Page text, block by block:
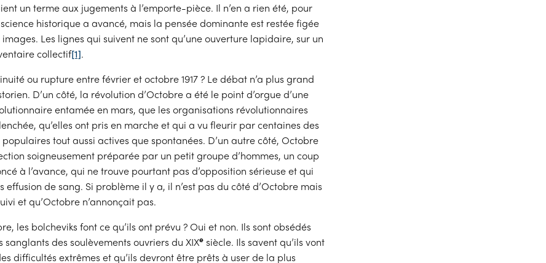
un terme aux jugements à l’emporte-pièce. Il n’en a rien été, pour
science historique a avancé, mais la pensée dominante est restée figée
Les lignes qui suivent ne sont qu’une ouverture lapidaire, sur un
collectif[1].
ou rupture entre février et octobre 1917 ? Le débat n’a plus grand
D’un côté, la révolution d’Octobre a été le point d’orgue d’une
entamée en mars, que les organisations révolutionnaires
qu’elles ont pris en marche et qui a vu fleurir par centaines des
tout aussi actives que spontanées. D’un autre côté, Octobre
soigneusement préparée par un petit groupe d’hommes, un coup
à l’avance, qui ne trouve pourtant pas d’opposition sérieuse et qui
effusion de sang. Si problème il y a, il n’est pas du côté d’Octobre mais
et qu’Octobre n’annonçait pas.
les bolcheviks font ce qu’ils ont prévu ? Oui et non. Ils sont obsédés
sanglants des soulèvements ouvriers du XIXe siècle. Ils savent qu’ils vont
difficultés extrêmes et qu’ils devront être prêts à user de la plus